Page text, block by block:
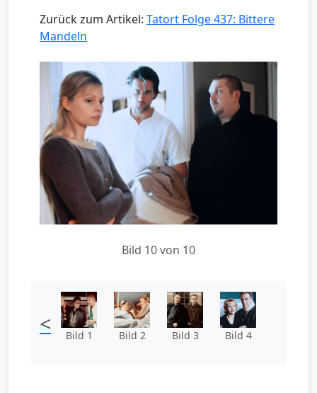
Zurück zum Artikel: Tatort Folge 437: Bittere
Mandeln
Bild 10 von 10
< Bild 1 Bild 2 Bild 3 Bild 4